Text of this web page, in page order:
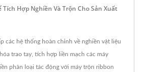
Hợp Nghiền Và Trộn Cho Sản Xuất
các hệ thống hoàn chỉnh về nghiền vật liệu
trao tay, tích hợp liền mạch các máy
phân loại tác động với máy trộn ribbon